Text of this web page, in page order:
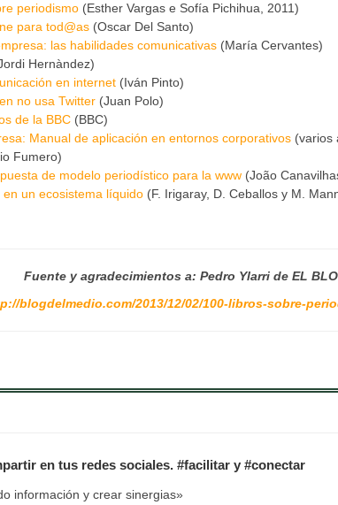
periodismo (Esther Vargas e Sofía Pichihua, 2011)
para tod@as (Oscar Del Santo)
las habilidades comunicativas (María Cervantes)
Hernàndez)
en internet (Iván Pinto)
no usa Twitter (Juan Polo)
de la BBC (BBC)
Manual de aplicación en entornos corporativos (varios
Fumero)
de modelo periodístico para la www (João
un ecosistema líquido (F. Irigaray, D. Ceballos y M.
Fuente y agradecimientos a: Pedro Ylarri de EL
blogdelmedio.com/2013/12/02/100-libros-sobre-
en tus redes sociales. #facilitar y #conectar
información y crear sinergias»